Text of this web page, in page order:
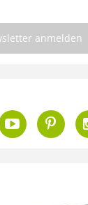
anmelden